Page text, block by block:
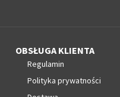
OBSŁUGA KLIENTA
Regulamin
Polityka prywatności